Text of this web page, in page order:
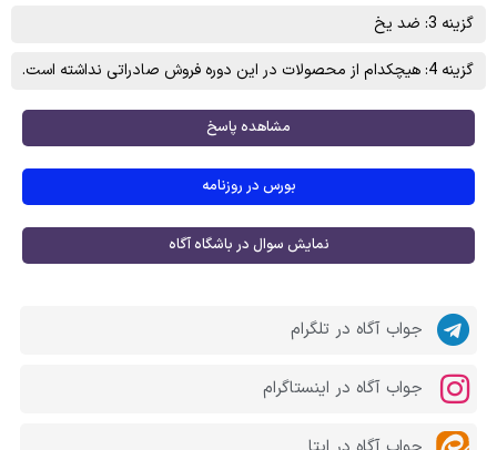
گزینه 3: ضد يخ
گزینه 4: هیچکدام از محصولات در این دوره فروش صادراتی نداشته است.
مشاهده پاسخ
بورس در روزنامه
نمایش سوال در باشگاه آگاه
جواب آگاه در تلگرام
جواب آگاه در اینستاگرام